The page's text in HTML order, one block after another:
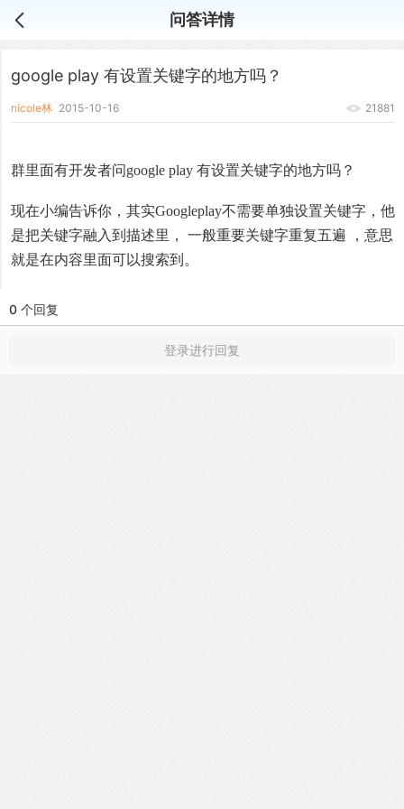
问答详情
google play 有设置关键字的地方吗？
nicole林 2015-10-16 21881
群里面有开发者问google play 有设置关键字的地方吗？
现在小编告诉你，其实Googleplay不需要单独设置关键字，他
是把关键字融入到描述里，
一般重要关键字重复五遍 ，意思
就是在内容里面可以搜索到。
0 个回复
登录进行回复